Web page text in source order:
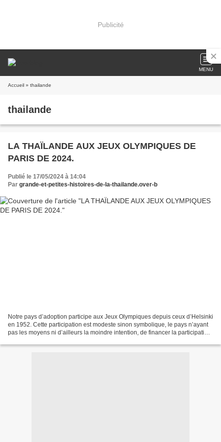
Publicité
MENU
Accueil » thailande
thailande
LA THAÏLANDE AUX JEUX OLYMPIQUES DE
PARIS DE 2024.
Publié le 17/05/2024 à 14:04
Par grande-et-petites-histoires-de-la-thailande.over-b
Notre pays d’adoption participe aux Jeux Olympiques depuis ceux d’Helsinki
en 1952. Cette participation est modeste sinon symbolique, le pays n’ayant
pas les moyens ni d’ailleurs la moindre intention, de financer la participation